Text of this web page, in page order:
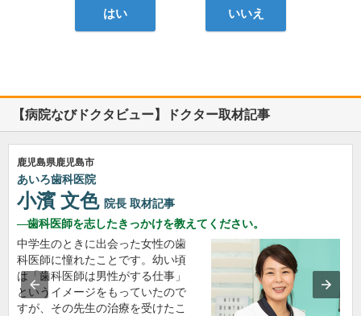
はい いいえ
【病院なびドクタビュー】ドクター取材記事
鹿児島県鹿児島市
あいろ歯科医院
小濱 文色 院長 取材記事
歯科医師を志したきっかけを教えてください。
中学生のときに出会った女性の歯
科医師に憧れたことです。幼い頃
は「歯科医師は男性がする仕事」
というイメージをもっていたので
すが、その先生の治療を受けたこ